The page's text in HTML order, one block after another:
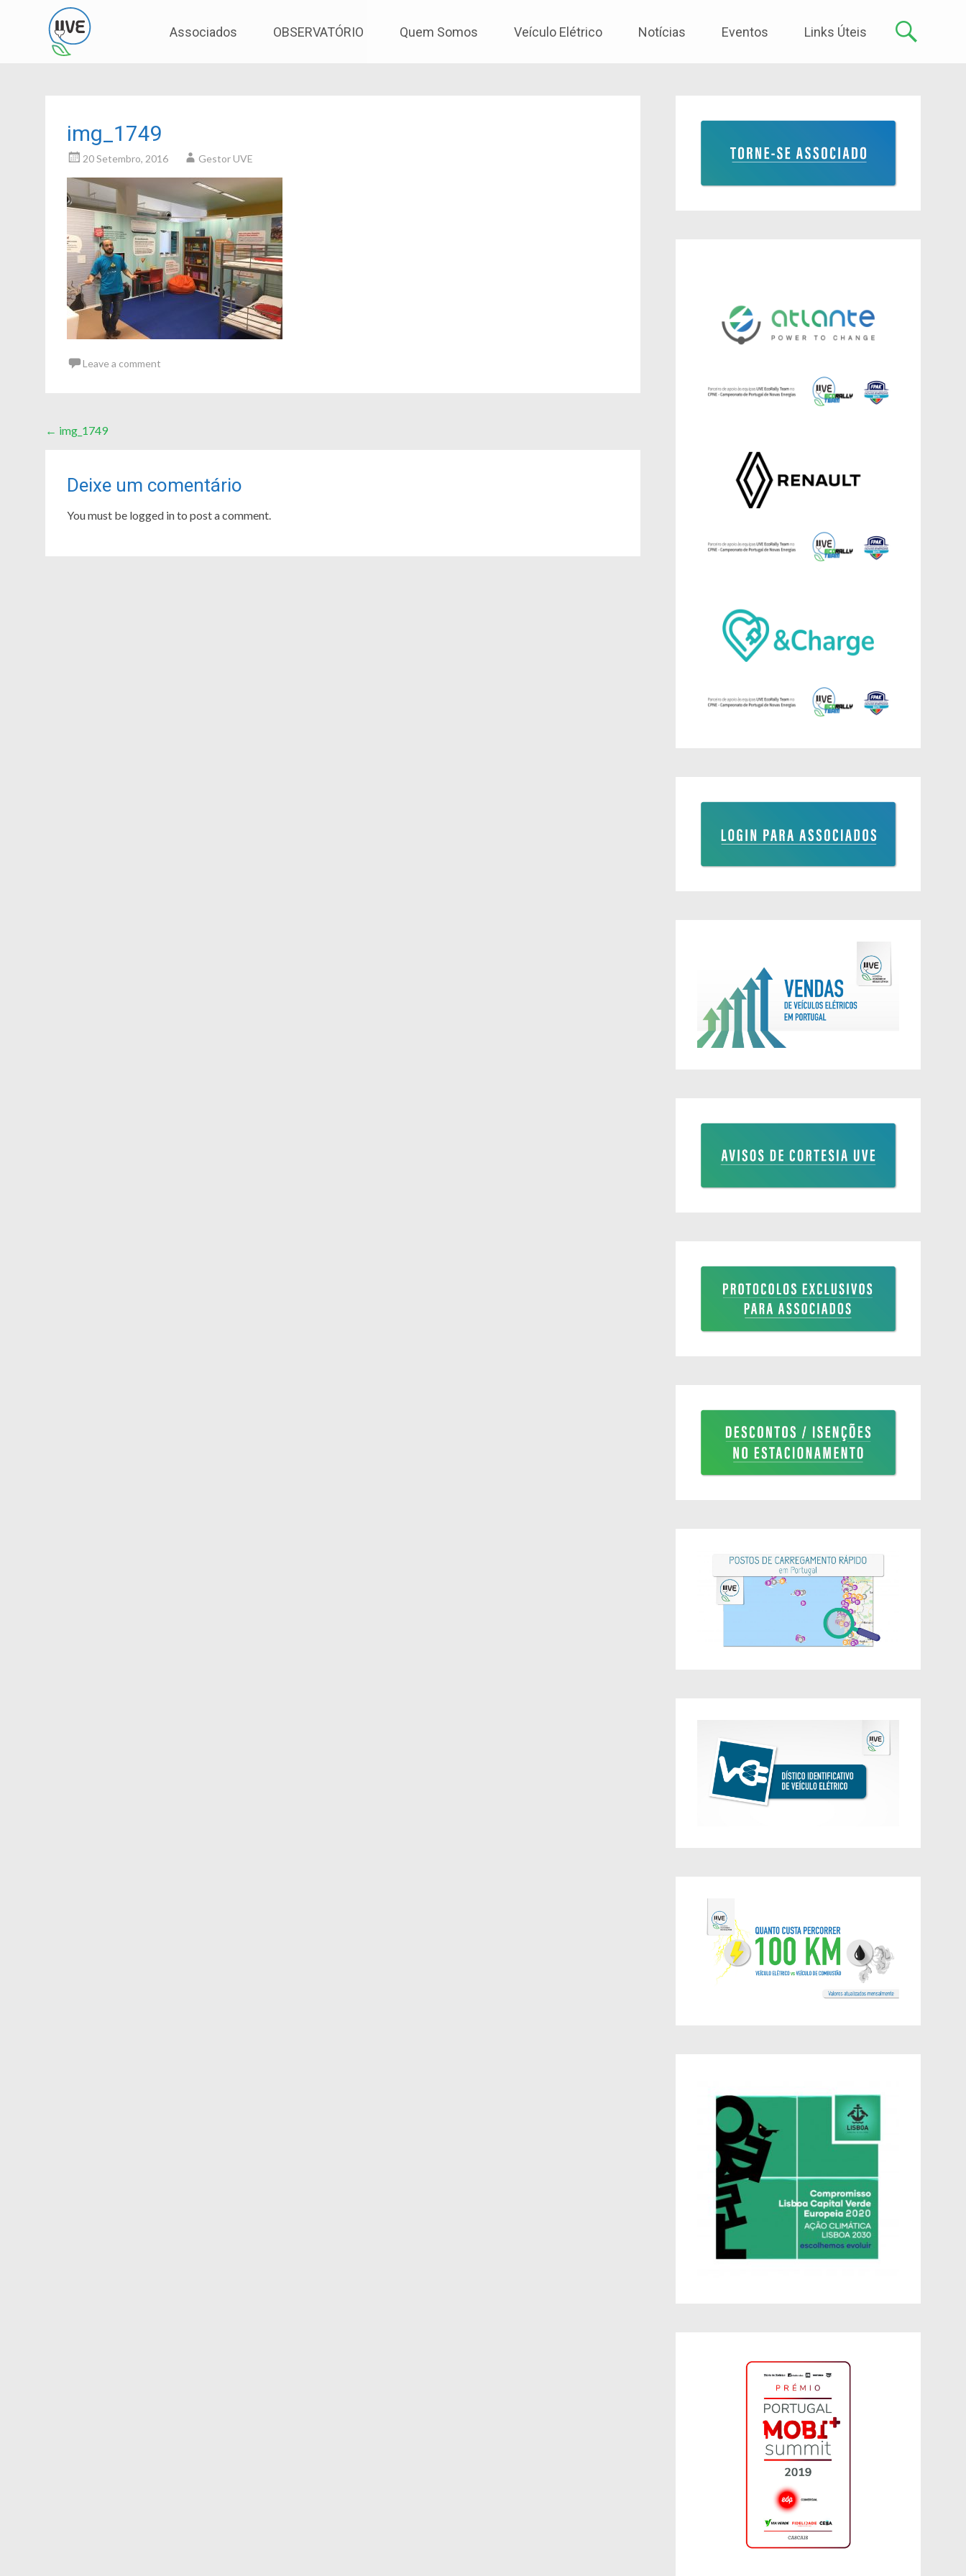
to
Associados OBSERVATÓRIO Quem Somos Veículo Elétrico Notícias Eventos Links Úteis
img_1749
20 Setembro, 2016 Gestor UVE
Leave a comment
Post
← img_1749
Deixe um comentário
You must be logged in to post a comment.